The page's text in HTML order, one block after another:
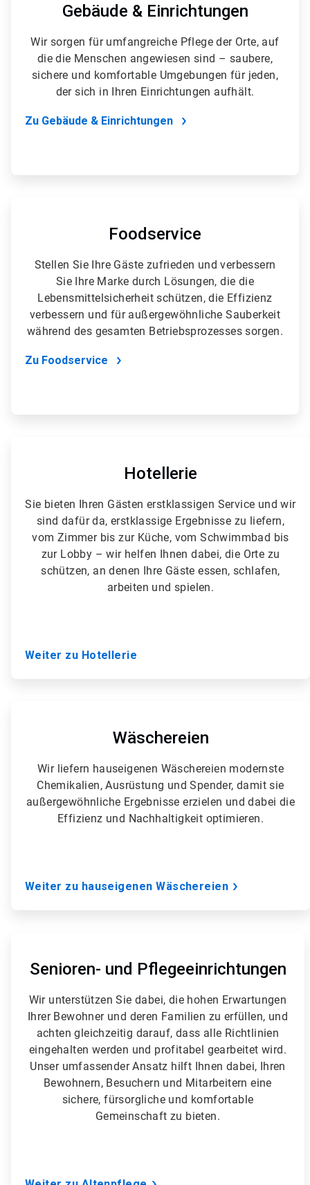
von
5
Gebäude & Einrichtungen
Wir sorgen für umfangreiche Pflege der Orte, auf
die die Menschen angewiesen sind – saubere,
sichere und komfortable Umgebungen für jeden,
der sich in Ihren Einrichtungen aufhält.
Zu Gebäude & Einrichtungen
von
5
Foodservice
Stellen Sie Ihre Gäste zufrieden und verbessern
Sie Ihre Marke durch Lösungen, die die
Lebensmittelsicherheit schützen, die Effizienz
verbessern und für außergewöhnliche Sauberkeit
während des gesamten Betriebsprozesses sorgen.
Zu Foodservice
t
i
l
e
T
i
l
e
3
Hotellerie
Sie bieten Ihren Gästen erstklassigen Service und wir
sind dafür da, erstklassige Ergebnisse zu liefern,
vom Zimmer bis zur Küche, vom Schwimmbad bis
zur Lobby – wir helfen Ihnen dabei, die Orte zu
schützen, an denen Ihre Gäste essen, schlafen,
arbeiten und spielen.
Weiter zu Hotellerie
t
i
e
T
l
n
Wäschereien
Wir liefern hauseigenen Wäschereien modernste
Chemikalien, Ausrüstung und Spender, damit sie
außergewöhnliche Ergebnisse erzielen und dabei die
Effizienz und Nachhaltigkeit optimieren.
Weiter zu hauseigenen Wäschereien
t
l
T
l
e
5
v
n
Senioren- und Pflegeeinrichtungen
Wir unterstützen Sie dabei, die hohen Erwartungen
Ihrer Bewohner und deren Familien zu erfüllen, und
achten gleichzeitig darauf, dass alle Richtlinien
eingehalten werden und profitabel gearbeitet wird.
Unser umfassender Ansatz hilft Ihnen dabei, Ihren
Bewohnern, Besuchern und Mitarbeitern eine
sichere, fürsorgliche und komfortable
Gemeinschaft zu bieten.